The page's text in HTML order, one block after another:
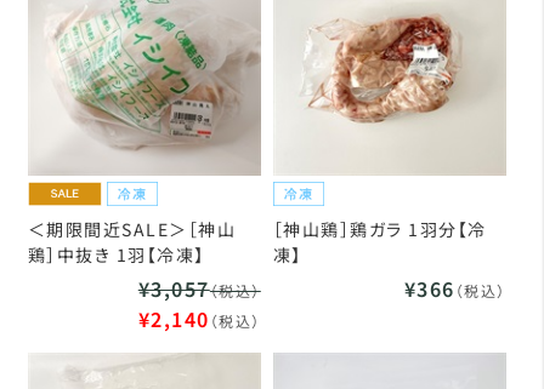
＜期限間近SALE＞［神山
鶏］中抜き 1羽【冷凍】
¥3,057（税込）
¥2,140 （税込）
［神山鶏］鶏ガラ 1羽分【冷
凍】
¥366 （税込）